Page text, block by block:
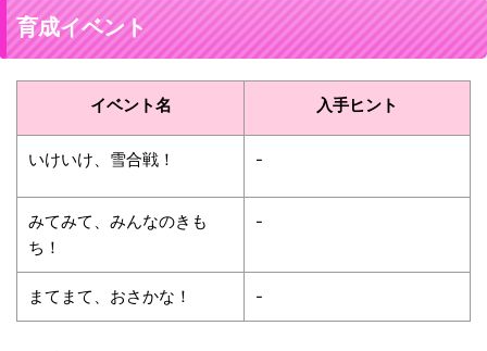
育成イベント
イベント名 入手ヒント
いけいけ、雪合戦！ -
みてみて、みんなのきも
ち！
-
まてまて、おさかな！ -